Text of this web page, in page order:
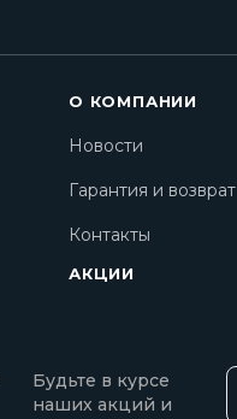
О КОМПАНИИ
Новости
Гарантия и возврат
Контакты
АКЦИИ
Будьте в курсе
наших акций и